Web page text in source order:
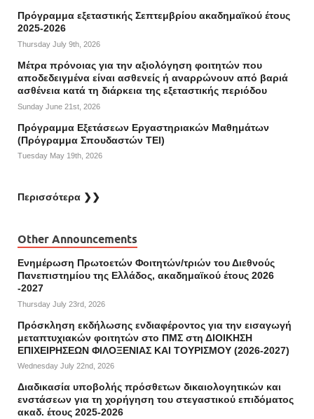
Πρόγραμμα εξεταστικής Σεπτεμβρίου ακαδημαϊκού έτους
2025-2026
Thursday July 9th, 2026
Mέτρα πρόνοιας για την αξιολόγηση φοιτητών που
αποδεδειγμένα είναι ασθενείς ή αναρρώνουν από βαριά
ασθένεια κατά τη διάρκεια της εξεταστικής περιόδου
Sunday June 21st, 2026
Πρόγραμμα Εξετάσεων Εργαστηριακών Μαθημάτων
(Πρόγραμμα Σπουδαστών ΤΕΙ)
Tuesday May 19th, 2026
Περισσότερα ❯❯
Other Announcements
Ενημέρωση Πρωτοετών Φοιτητών/τριών του Διεθνούς
Πανεπιστημίου της Ελλάδος, ακαδημαϊκού έτους 2026
-2027
Thursday July 23rd, 2026
Πρόσκληση εκδήλωσης ενδιαφέροντος για την εισαγωγή
μεταπτυχιακών φοιτητών στο ΠΜΣ στη ΔΙΟΙΚΗΣΗ
ΕΠΙΧΕΙΡΗΣΕΩΝ ΦΙΛΟΞΕΝΙΑΣ ΚΑΙ ΤΟΥΡΙΣΜΟΥ (2026-2027)
Wednesday July 22nd, 2026
Διαδικασία υποβολής πρόσθετων δικαιολογητικών και
ενστάσεων για τη χορήγηση του στεγαστικού επιδόματος
ακαδ. έτους 2025-2026